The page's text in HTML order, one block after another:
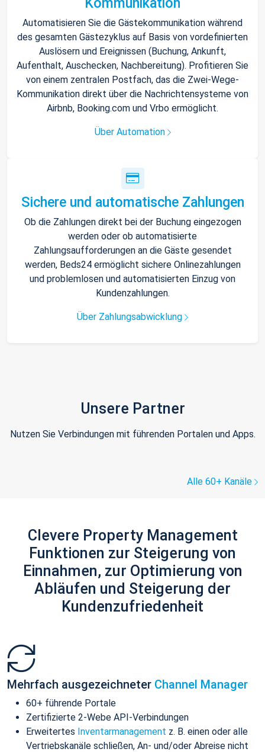
Automatisieren Sie die Gästekommunikation während
des gesamten Gästezyklus auf Basis von vordefinierten
Auslösern und Ereignissen (Buchung, Ankunft,
Aufenthalt, Auschecken, Nachbereitung). Profitieren Sie
von einem zentralen Postfach, das die Zwei-Wege-
Kommunikation direkt über die Nachrichtensysteme von
Airbnb, Booking.com und Vrbo ermöglicht.
Über Automation
Sichere und automatische Zahlungen
Ob die Zahlungen direkt bei der Buchung eingezogen
werden oder ob automatisierte
Zahlungsaufforderungen an die Gäste gesendet
werden, Beds24 ermöglicht sichere Onlinezahlungen
und problemlosen und automatisierten Einzug von
Kundenzahlungen.
Über Zahlungsabwicklung
Unsere Partner
Nutzen Sie Verbindungen mit führenden Portalen und Apps.
Alle 60+ Kanäle
Clevere Property Management
Funktionen zur Steigerung von
Einnahmen, zur Optimierung von
Abläufen und Steigerung der
Kundenzufriedenheit
Mehrfach ausgezeichneter Channel Manager
60+ führende Portale
Zertifizierte 2-Webe API-Verbindungen
Erweitertes Inventarmanagement z. B. einen oder alle
Vertriebskanäle schließen, An- und/oder Abreise nicht